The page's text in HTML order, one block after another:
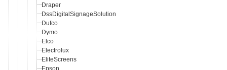
Draper
DssDigitalSignageSolution
Dufco
Dymo
Elco
Electrolux
EliteScreens
Epson